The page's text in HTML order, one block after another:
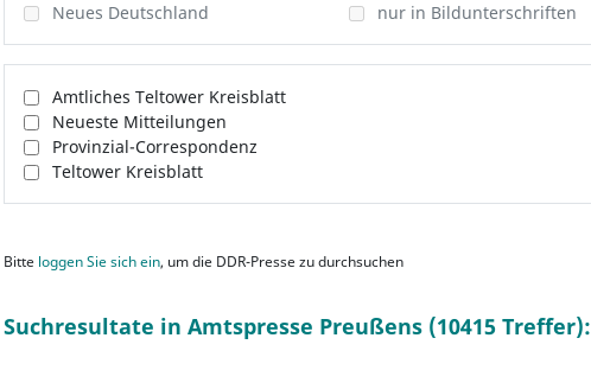
Neues Deutschland
nur in Bildunterschriften
Amtliches Teltower Kreisblatt
Neueste Mitteilungen
Provinzial-Correspondenz
Teltower Kreisblatt
Bitte loggen Sie sich ein, um die DDR-Presse zu durchsuchen
Suchresultate in Amtspresse Preußens (10415 Treffer):